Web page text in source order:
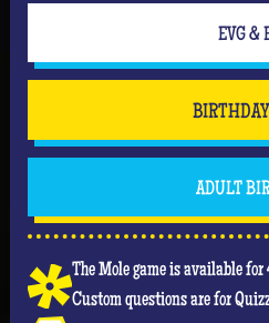
EVG &
ADULT
The Mole game is available for
Custom questions are for